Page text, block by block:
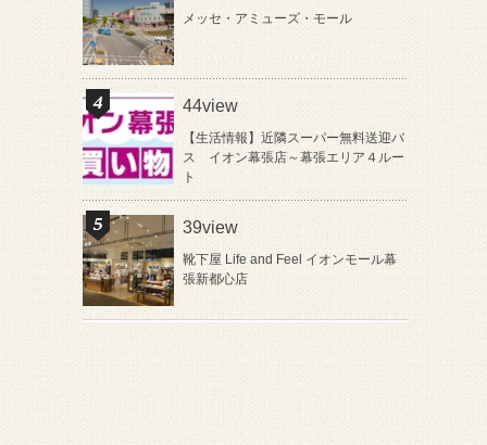
メッセ・アミューズ・モール
44view
【生活情報】近隣スーパー無料送迎バ
ス イオン幕張店～幕張エリア４ルー
ト
39view
靴下屋 Life and Feel イオンモール幕
張新都心店